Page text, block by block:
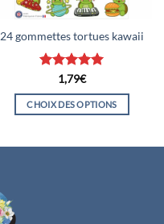
24 gommettes tortues kawaii
Note5sur
5
1,79€
CHOIX DES OPTIONS